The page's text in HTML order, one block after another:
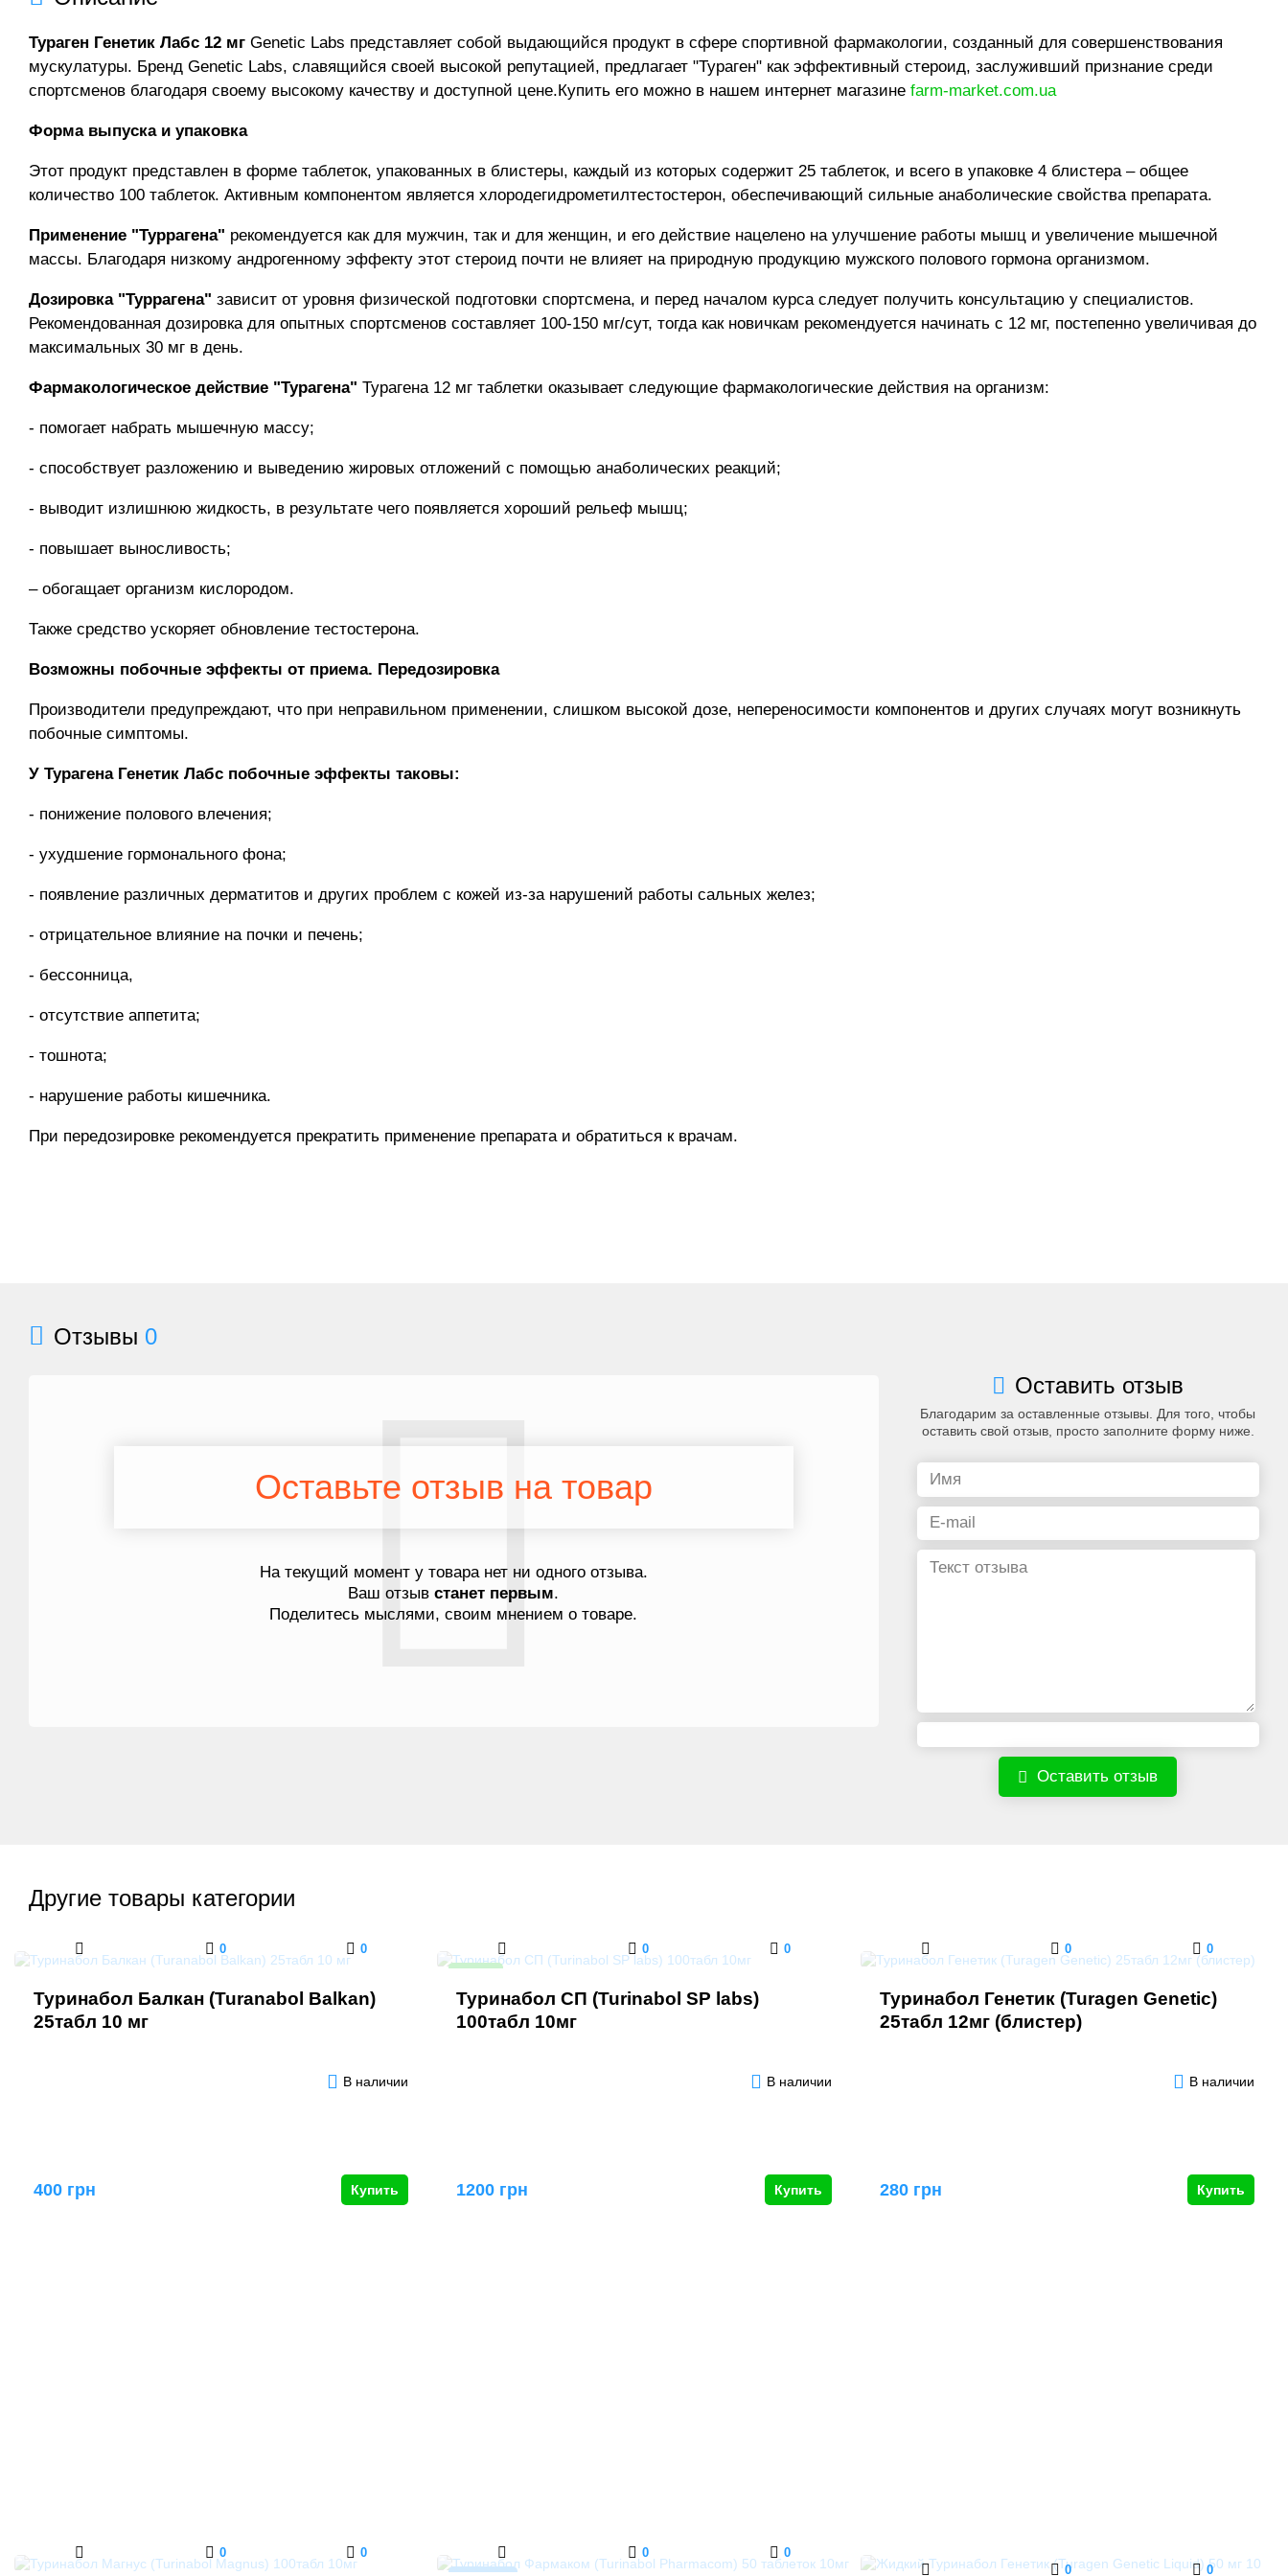
Тураген Генетик Лабс 12 мг Genetic Labs представляет собой выдающийся продукт в сфере спортивной фармакологии, созданный для совершенствования
мускулатуры. Бренд Genetic Labs, славящийся своей высокой репутацией, предлагает "Тураген" как эффективный стероид, заслуживший признание среди
спортсменов благодаря своему высокому качеству и доступной цене.Купить его можно в нашем интернет магазине farm-market.com.ua
Форма выпуска и упаковка
Этот продукт представлен в форме таблеток, упакованных в блистеры, каждый из которых содержит 25 таблеток, и всего в упаковке 4 блистера – общее
количество 100 таблеток. Активным компонентом является хлородегидрометилтестостерон, обеспечивающий сильные анаболические свойства препарата.
Применение "Туррагена" рекомендуется как для мужчин, так и для женщин, и его действие нацелено на улучшение работы мышц и увеличение мышечной
массы. Благодаря низкому андрогенному эффекту этот стероид почти не влияет на природную продукцию мужского полового гормона организмом.
Дозировка "Туррагена" зависит от уровня физической подготовки спортсмена, и перед началом курса следует получить консультацию у специалистов.
Рекомендованная дозировка для опытных спортсменов составляет 100-150 мг/сут, тогда как новичкам рекомендуется начинать с 12 мг, постепенно увеличивая до
максимальных 30 мг в день.
Фармакологическое действие "Турагена" Турагена 12 мг таблетки оказывает следующие фармакологические действия на организм:
- помогает набрать мышечную массу;
- способствует разложению и выведению жировых отложений с помощью анаболических реакций;
- выводит излишнюю жидкость, в результате чего появляется хороший рельеф мышц;
- повышает выносливость;
– обогащает организм кислородом.
Также средство ускоряет обновление тестостерона.
Возможны побочные эффекты от приема. Передозировка
Производители предупреждают, что при неправильном применении, слишком высокой дозе, непереносимости компонентов и других случаях могут возникнуть
побочные симптомы.
У Турагена Генетик Лабс побочные эффекты таковы:
- понижение полового влечения;
- ухудшение гормонального фона;
- появление различных дерматитов и других проблем с кожей из-за нарушений работы сальных желез;
- отрицательное влияние на почки и печень;
- бессонница,
- отсутствие аппетита;
- тошнота;
- нарушение работы кишечника.
При передозировке рекомендуется прекратить применение препарата и обратиться к врачам.
Отзывы 0
Оставьте отзыв на товар
На текущий момент у товара нет ни одного отзыва.
Ваш отзывстанет первым.
Поделитесь мыслями, своим мнением о товаре.
Оставить отзыв
Благодарим за оставленные отзывы. Для того, чтобы
оставить свой отзыв, просто заполните форму ниже.
Оставить отзыв
Другие товары категории
0 0
Туринабол Балкан (Turanabol Balkan)
25табл 10 мг
В наличии
400 грн Купить
Новинка
0 0
Туринабол СП (Turinabol SP labs)
100табл 10мг
В наличии
1200 грн Купить
0 0
Туринабол Генетик (Turagen Genetic)
25табл 12мг (блистер)
В наличии
280 грн Купить
0 0 0
0
0
0